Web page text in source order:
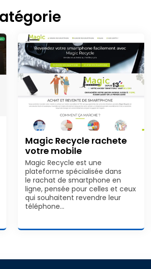
Magic Recycle rachete
votre mobile
Magic Recycle est une
plateforme spécialisée dans
le rachat de smartphone en
ligne, pensée pour celles et ceux
qui souhaitent revendre leur
téléphone…